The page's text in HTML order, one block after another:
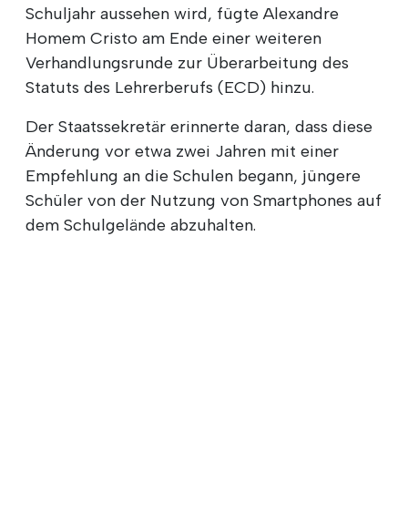
Schuljahr aussehen wird, fügte Alexandre
Homem Cristo am Ende einer weiteren
Verhandlungsrunde zur Überarbeitung des
Statuts des Lehrerberufs (ECD) hinzu.
Der Staatssekretär erinnerte daran, dass diese
Änderung vor etwa zwei Jahren mit einer
Empfehlung an die Schulen begann, jüngere
Schüler von der Nutzung von Smartphones auf
dem Schulgelände abzuhalten.